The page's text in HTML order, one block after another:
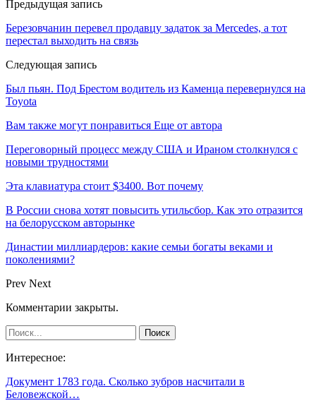
Предыдущая запись
Березовчанин перевел продавцу задаток за Mercedes, а тот
перестал выходить на связь
Следующая запись
Был пьян. Под Брестом водитель из Каменца перевернулся на
Toyota
Вам также могут понравиться Еще от автора
Переговорный процесс между США и Ираном столкнулся с
новыми трудностями
Эта клавиатура стоит $3400. Вот почему
В России снова хотят повысить утильсбор. Как это отразится
на белорусском авторынке
Династии миллиардеров: какие семьи богаты веками и
поколениями?
Prev Next
Комментарии закрыты.
Интересное:
Документ 1783 года. Сколько зубров насчитали в
Беловежской…